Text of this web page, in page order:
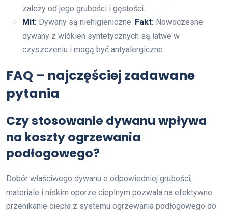
zależy od jego grubości i gęstości.
Mit: Dywany są niehigieniczne. Fakt: Nowoczesne
dywany z włókien syntetycznych są łatwe w
czyszczeniu i mogą być antyalergiczne.
FAQ – najczęściej zadawane
pytania
Czy stosowanie dywanu wpływa
na koszty ogrzewania
podłogowego?
Dobór właściwego dywanu o odpowiedniej grubości,
materiale i niskim oporze cieplnym pozwala na efektywne
przenikanie ciepła z systemu ogrzewania podłogowego do